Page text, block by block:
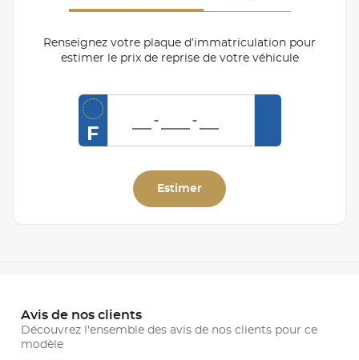
Renseignez votre plaque d’immatriculation pour
estimer le prix de reprise de votre véhicule
F
Estimer
Avis de nos clients
Découvrez l'ensemble des avis de nos clients pour ce
modèle